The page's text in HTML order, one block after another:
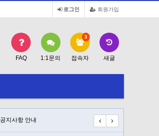
회원가입
로그인
FAQ 1:1문의 접속자
3
새글
공지사항 안내 공지사항 안내